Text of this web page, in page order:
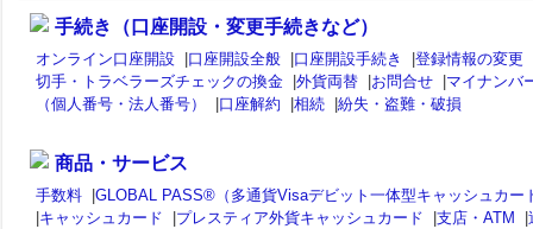
手続き（口座開設・変更手続きなど）
オンライン口座開設 |口座開設全般 |口座開設手続き |登録情報の変更
切手・トラベラーズチェックの換金 |外貨両替 |お問合せ |マイナンバ
（個人番号・法人番号）
|口座解約 |相続 |紛失・盗難・破損
商品・サービス
手数料 |GLOBAL PASS®（多通貨Visaデビット一体型キャッシュカー
|キャッシュカード |プレスティア外貨キャッシュカード |支店・ATM |